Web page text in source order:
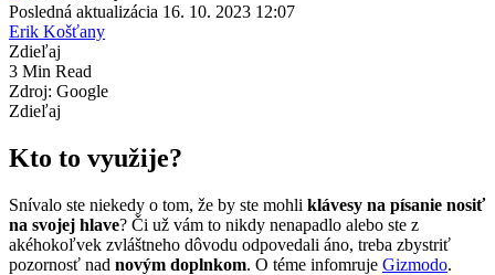
Posledná aktualizácia 16. 10. 2023 12:07
Erik Košťany
Zdieľaj
3 Min Read
Zdroj: Google
Zdieľaj
Kto to využije?
Snívalo ste niekedy o tom, že by ste mohli klávesy na písanie nosiť
na svojej hlave? Či už vám to nikdy nenapadlo alebo ste z
akéhokoľvek zvláštneho dôvodu odpovedali áno, treba zbystriť
pozornosť nad novým doplnkom. O téme infomruje Gizmodo.